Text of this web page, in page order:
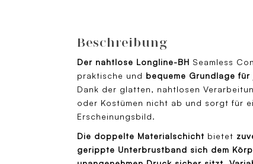
Beschreibung
Der nahtlose Longline-BH Seamless
praktische und bequeme Grundlage
Dank der glatten, nahtlosen
oder Kostümen nicht ab und sorgt für
Erscheinungsbild.
Die doppelte Materialschicht bietet
gerippte Unterbrustband sich dem